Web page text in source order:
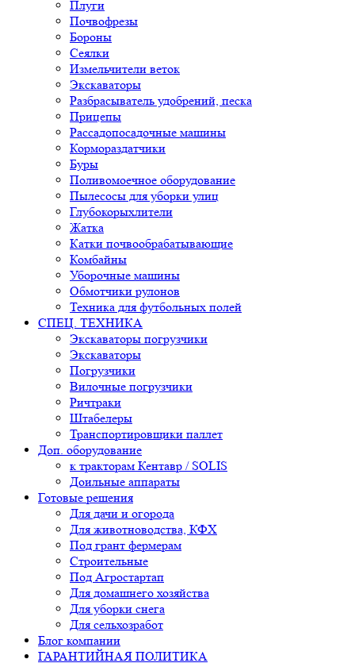
Плуги
Почвофрезы
Бороны
Сеялки
Измельчители веток
Экскаваторы
Разбрасыватель удобрений, песка
Прицепы
Рассадопосадочные машины
Кормораздатчики
Буры
Поливомоечное оборудование
Пылесосы для уборки улиц
Глубокорыхлители
Жатка
Катки почвообрабатывающие
Комбайны
Уборочные машины
Обмотчики рулонов
Техника для футбольных полей
СПЕЦ. ТЕХНИКА
Экскаваторы погрузчики
Экскаваторы
Погрузчики
Вилочные погрузчики
Ричтраки
Штабелеры
Транспортировщики паллет
Доп. оборудование
к тракторам Кентавр / SOLIS
Доильные аппараты
Готовые решения
Для дачи и огорода
Для животноводства, КФХ
Под грант фермерам
Строительные
Под Агростартап
Для домашнего хозяйства
Для уборки снега
Для сельхозработ
Блог компании
ГАРАНТИЙНАЯ ПОЛИТИКА